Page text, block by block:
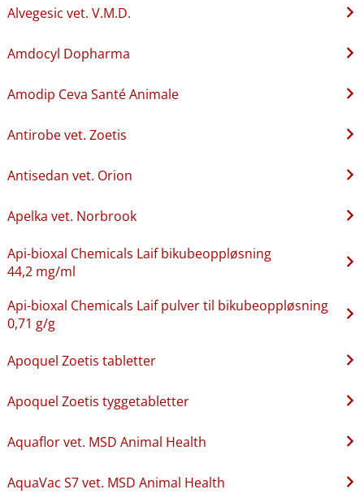
Alvegesic vet. V.M.D.
Amdocyl Dopharma
Amodip Ceva Santé Animale
Antirobe vet. Zoetis
Antisedan vet. Orion
Apelka vet. Norbrook
Api-bioxal Chemicals Laif bikubeoppløsning
44,2 mg/ml
Api-bioxal Chemicals Laif pulver til bikubeoppløsning
0,71 g/g
Apoquel Zoetis tabletter
Apoquel Zoetis tyggetabletter
Aquaflor vet. MSD Animal Health
AquaVac S7 vet. MSD Animal Health